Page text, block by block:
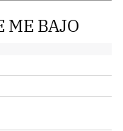
ME BAJO